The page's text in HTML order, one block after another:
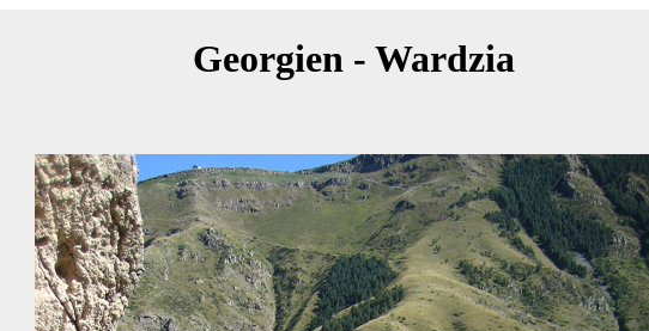
Georgien - Wardzia